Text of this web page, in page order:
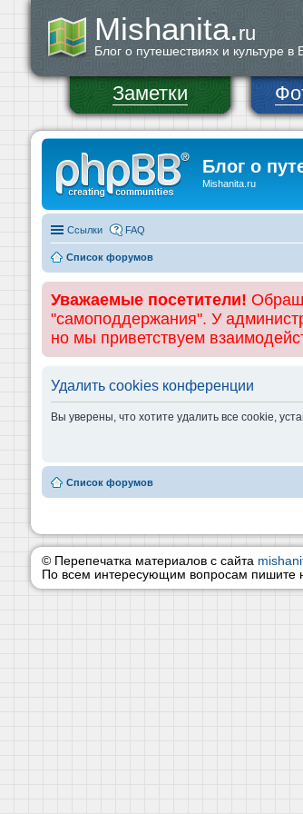
Mishanita.ru
Блог о путешествиях и культуре в
Заметки
Блог о
Mishanita.ru
Ссылки FAQ
Список форумов
Уважаемые посетители!
"самоподдержания". У
но мы приветствуем
Удалить cookies конференции
Вы уверены, что хотите удалить все cookie,
Список форумов
© Перепечатка материалов с сайта
По всем интересующим вопросам пишите